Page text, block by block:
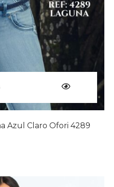
Azul Claro Ofori 4289